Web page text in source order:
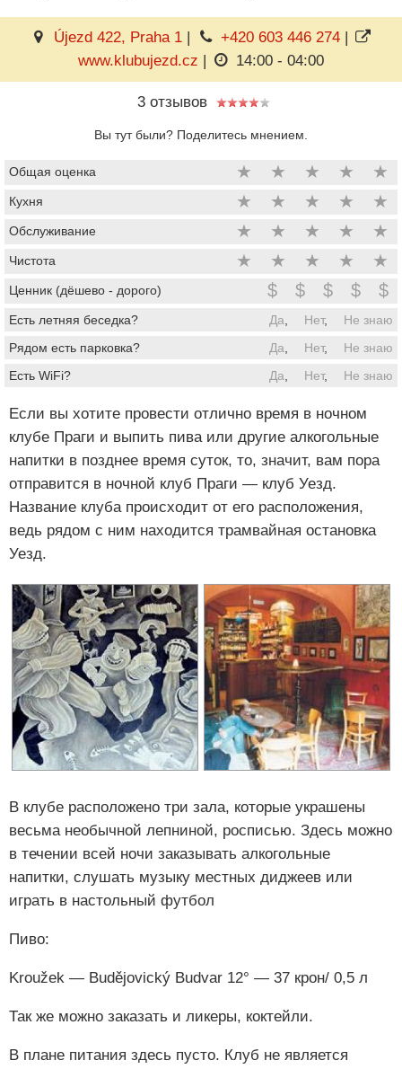
Újezd 422, Praha 1 | +420 603 446 274|
www.klubujezd.cz | 14:00 - 04:00
3 отзывов
Вы тут были? Поделитесь мнением.
Общая оценка ★ ★ ★ ★ ★
Кухня ★ ★ ★ ★ ★
Обслуживание ★ ★ ★ ★ ★
Чистота ★ ★ ★ ★ ★
Ценник (дёшево - дорого) $ $ $ $ $
Есть летняя беседка? Да Нет,
Не знаю
Рядом есть парковка?
Да Нет,
Не знаю
Есть WiFi?
Да Нет, Не знаю
Если вы хотите провести отлично время в ночном
клубе Праги и выпить пива или другие алкогольные
напитки в позднее время суток, то, значит, вам пора
отправится в ночной клуб Праги — клуб Уезд.
Название клуба происходит от его расположения,
ведь рядом с ним находится трамвайная остановка
Уезд.
В клубе расположено три зала, которые украшены
весьма необычной лепниной, росписью. Здесь можно
в течении всей ночи заказывать алкогольные
напитки, слушать музыку местных диджеев или
играть в настольный футбол
Пиво:
Kroužek — Budějovický Budvar 12° — 37 крон/ 0,5 л
Так же можно заказать и ликеры, коктейли.
В плане питания здесь пусто. Клуб не является